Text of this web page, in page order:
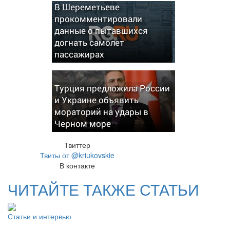
В Шереметьеве
прокомментировали
данные о пытавшихся
догнать самолет
пассажирах
Турция предложила России
и Украине объявить
мораторий на удары в
Черном море
Твиттер
Твиты от @kriukovskie
В контакте
ЧИТАЙТЕ ТАКЖЕ СТАТЬИ
Статьи и интервью